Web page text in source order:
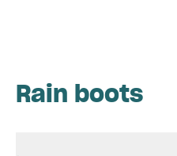
Rain boots